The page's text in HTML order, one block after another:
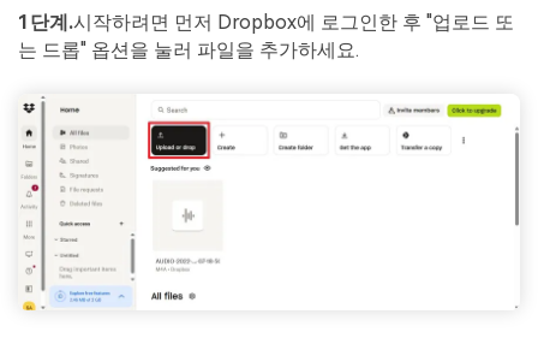
1단계.시작하려면 먼저 Dropbox에 로그인한 후 "업로드 또
는 드롭" 옵션을 눌러 파일을 추가하세요.